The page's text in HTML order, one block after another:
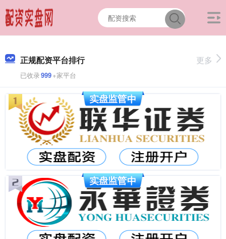
正规配资平台排行
已收录999+家平台
更多